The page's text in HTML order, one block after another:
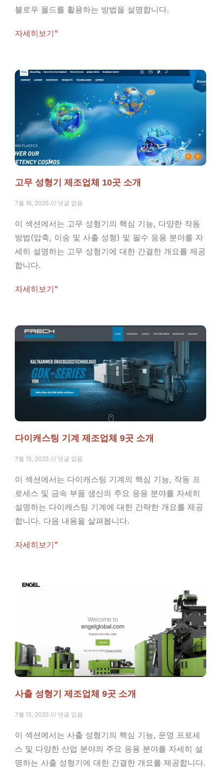
블로우 몰드를 활용하는 방법을 설명합니다.
자세히보기"
고무 성형기 제조업체 10곳 소개
7월 16, 2025 댓글 없음
이 섹션에서는 고무 성형기의 핵심 기능, 다양한 작동
방법(압축, 이송 및 사출 성형) 및 필수 응용 분야를 자
세히 설명하는 고무 성형기에 대한 간결한 개요를 제공
합니다.
자세히보기"
다이캐스팅 기계 제조업체 9곳 소개
7월 15, 2025 댓글 없음
이 섹션에서는 다이캐스팅 기계의 핵심 기능, 작동 프
로세스 및 금속 부품 생산의 주요 응용 분야를 자세히
설명하는 다이캐스팅 기계에 대한 간략한 개요를 제공
합니다. 다음 내용을 살펴봅니다.
자세히보기"
사출 성형기 제조업체 9곳 소개
7월 15, 2025 댓글 없음
이 섹션에서는 사출 성형기의 핵심 기능, 운영 프로세
스 및 다양한 산업 분야의 주요 응용 분야를 자세히 설
명하는 사출 성형기에 대한 간결한 개요를 제공합니다.